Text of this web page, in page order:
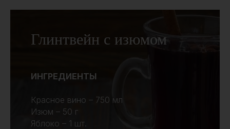
Глинтвейн с изюмом
ИНГРЕДИЕНТЫ
Красное вино – 750 мл
Изюм – 50 г
Яблоко – 1 шт.